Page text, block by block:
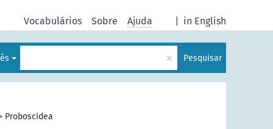
in English
Vocabulários Sobre Ajuda
× Pesquisar
Proboscidea